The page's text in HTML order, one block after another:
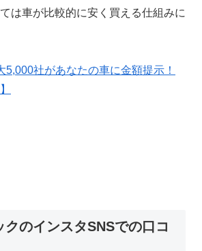
は車が比較的に安く買える仕組みに
5,000社があなたの車に金額提示！
クのインスタSNSでの口コ